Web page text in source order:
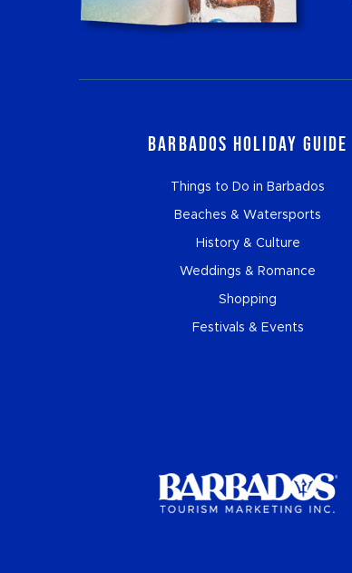
Barbados Holiday Guide
Things to Do in Barbados
Beaches & Watersports
History & Culture
Weddings & Romance
Shopping
Festivals & Events